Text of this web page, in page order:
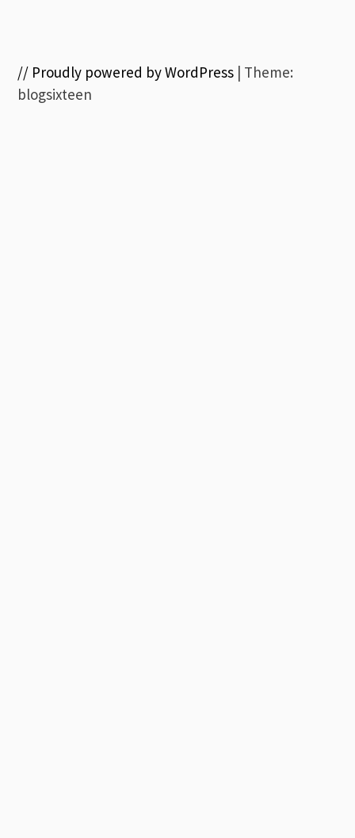
// Proudly powered by WordPress | Theme:
blogsixteen